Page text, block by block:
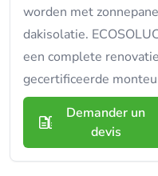
worden met
dakisolatie.
een complete
gecertificeerde
Demander un
devis